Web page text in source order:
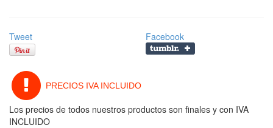
Tweet Facebook
PRECIOS IVA INCLUIDO
Los precios de todos nuestros productos son finales y con IVA
INCLUIDO